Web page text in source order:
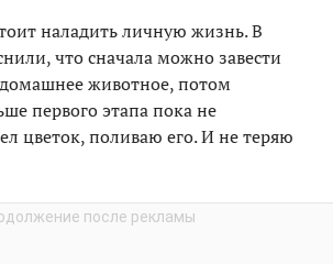
наладить личную жизнь. В
что сначала можно завести
животное, потом
первого этапа пока не
цветок, поливаю его. И не теряю